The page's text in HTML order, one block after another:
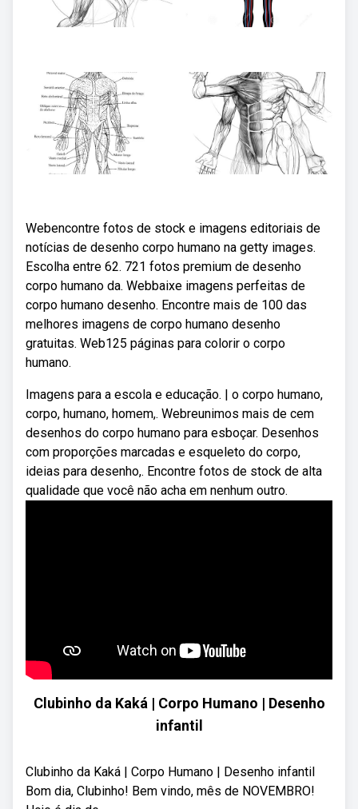
Webencontre fotos de stock e imagens editoriais de
notícias de desenho corpo humano na getty images.
Escolha entre 62. 721 fotos premium de desenho
corpo humano da. Webbaixe imagens perfeitas de
corpo humano desenho. Encontre mais de 100 das
melhores imagens de corpo humano desenho
gratuitas. Web125 páginas para colorir o corpo
humano.
Imagens para a escola e educação. | o corpo humano,
corpo, humano, homem,. Webreunimos mais de cem
desenhos do corpo humano para esboçar. Desenhos
com proporções marcadas e esqueleto do corpo,
ideias para desenho,. Encontre fotos de stock de alta
qualidade que você não acha em nenhum outro.
Clubinho da Kaká | Corpo Humano | Desenho
infantil
Clubinho da Kaká | Corpo Humano | Desenho infantil
Bom dia, Clubinho! Bem vindo, mês de NOVEMBRO!